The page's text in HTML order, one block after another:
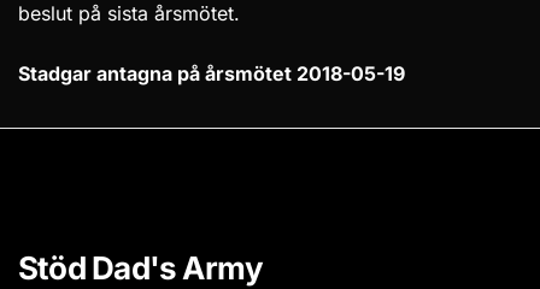
beslut på sista årsmötet.
Stadgar antagna på årsmötet 2018-05-19
Stöd Dad's Army